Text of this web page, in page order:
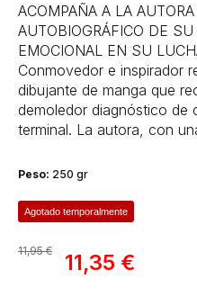
ACOMPAÑA A LA
AUTOBIOGRÁFICO DE
EMOCIONAL EN SU
Conmovedor e inspirador
dibujante de manga que
demoledor diagnóstico de
terminal. La autora, con
Peso: 250 gr
Agotado temporalmente
11,95 € 11,35 €